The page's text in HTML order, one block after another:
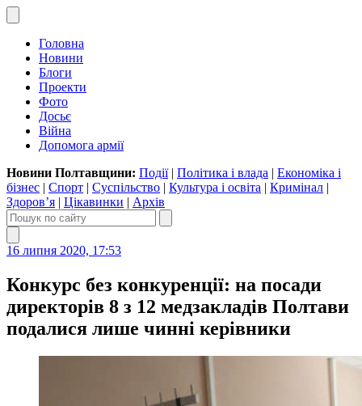
Головна
Новини
Блоги
Проекти
Фото
Досьє
Війна
Допомога армії
Новини Полтавщини: Події| Політика і влада | Економіка і
бізнес | Спорт | Суспільство | Культура і освіта | Кримінал |
Здоров’я | Цікавинки | Архів
16 липня 2020, 17:53
Конкурс без конкуренції: на посади
директорів 8 з 12 медзакладів Полтави
подалися лише чинні керівники